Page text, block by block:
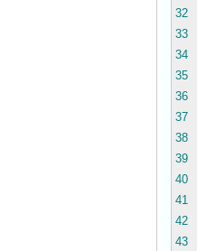
32
33
34
35
36
37
38
39
40
41
42
43